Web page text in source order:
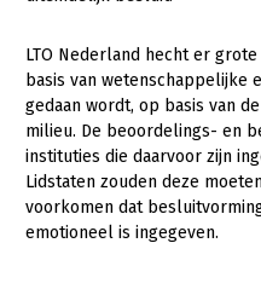
Bomen, vaste planten
Fruitteelt
Glastuinbouw
Paddenstoelen
Vollegrondsgroente
LTO Nederland hecht er
basis van wetenschappelijke
gedaan wordt, op basis van
milieu. De beoordelings- en
instituties die daarvoor zijn
Lidstaten zouden deze
voorkomen dat
emotioneel is ingegeven.